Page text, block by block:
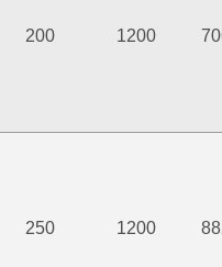
200 1200
250 1200